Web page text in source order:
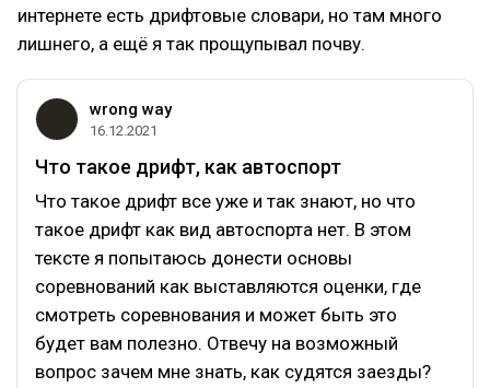
интернете есть дрифтовые словари, но там много
лишнего, а ещё я так прощупывал почву.
wrong way
16.12.2021
Что такое дрифт, как автоспорт
Что такое дрифт все уже и так знают, но что
такое дрифт как вид автоспорта нет. В этом
тексте я попытаюсь донести основы
соревнований как выставляются оценки, где
смотреть соревнования и может быть это
будет вам полезно. Отвечу на возможный
вопрос зачем мне знать, как судятся заезды?